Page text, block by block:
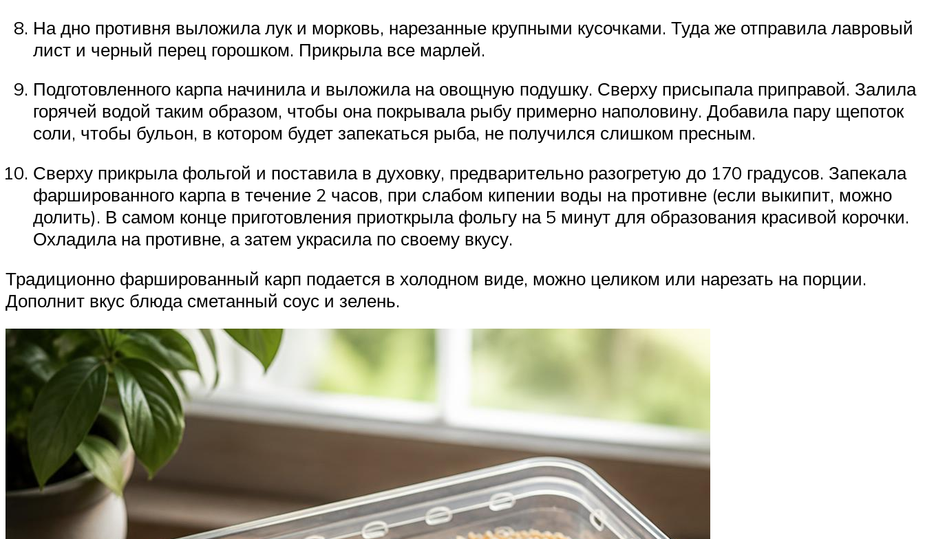
На дно противня выложила лук и морковь, нарезанные крупными кусочками. Туда же отправила лавровый
лист и черный перец горошком. Прикрыла все марлей.
Подготовленного карпа начинила и выложила на овощную подушку. Сверху присыпала приправой. Залила
горячей водой таким образом, чтобы она покрывала рыбу примерно наполовину. Добавила пару щепоток
соли, чтобы бульон, в котором будет запекаться рыба, не получился слишком пресным.
Сверху прикрыла фольгой и поставила в духовку, предварительно разогретую до 170 градусов. Запекала
фаршированного карпа в течение 2 часов, при слабом кипении воды на противне (если выкипит, можно
долить). В самом конце приготовления приоткрыла фольгу на 5 минут для образования красивой корочки.
Охладила на противне, а затем украсила по своему вкусу.
Традиционно фаршированный карп подается в холодном виде, можно целиком или нарезать на порции.
Дополнит вкус блюда сметанный соус и зелень.